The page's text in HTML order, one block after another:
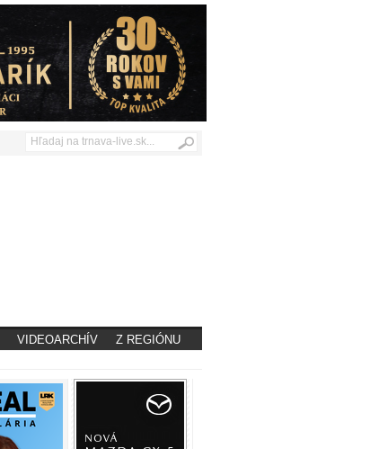
VIDEOARCHÍV Z REGIÓNU